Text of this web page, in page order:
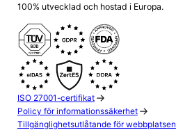
100% utvecklad och hostad i Europa.
ISO 27001-certifikat
Policy för informationssäkerhet
Tillgänglighetsutlåtande för webbplatsen